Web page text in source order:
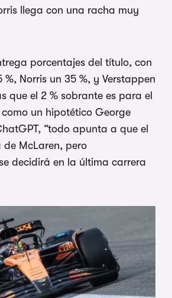
llega con una racha muy
porcentajes del título, con
%, Norris un 35 %, y Verstappen
que el 2 % sobrante es para el
un hipotético George
“todo apunta a que el
McLaren, pero
decidirá en la última carrera